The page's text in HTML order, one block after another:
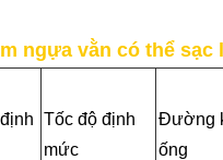
ngựa vằn có thể sạc
Tốc độ định
mức
Đường
ống